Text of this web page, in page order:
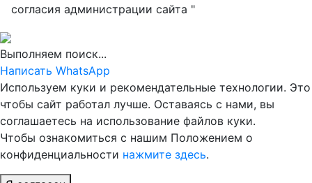
согласия администрации сайта "
Выполняем поиск...
Написать WhatsApp
Используем куки и рекомендательные технологии. Это
чтобы сайт работал лучше. Оставаясь с нами, вы
соглашаетесь на использование файлов куки.
Чтобы ознакомиться с нашим Положением о
конфиденциальности нажмите здесь.